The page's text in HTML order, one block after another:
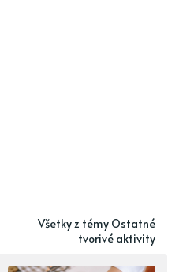
Všetky z témy Ostatné
tvorivé aktivity